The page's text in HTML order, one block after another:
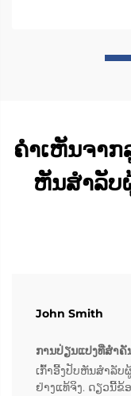
ຄຳເຫັນຈາກ
ຫັນສຳລັບ
John Smith
ການປ່ຽນແປງທີ່ສຳ
ເກົ້າອີ້ງປັບຫັນສຳລັ
ຢ່າງແທ້ຈິງ. ດຽວນີ້ຂ້